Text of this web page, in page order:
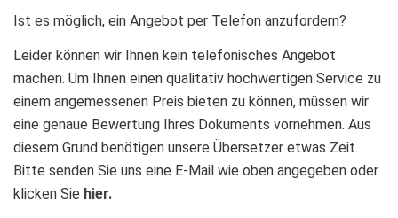
Ist es möglich, ein Angebot per Telefon anzufordern?
Leider können wir Ihnen kein telefonisches Angebot
machen. Um Ihnen einen qualitativ hochwertigen Service zu
einem angemessenen Preis bieten zu können, müssen wir
eine genaue Bewertung Ihres Dokuments vornehmen. Aus
diesem Grund benötigen unsere Übersetzer etwas Zeit.
Bitte senden Sie uns eine E-Mail wie oben angegeben oder
klicken Sie hier.